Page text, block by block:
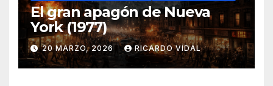
El gran apagón de Nueva
York (1977)
20 MARZO, 2026 RICARDO VIDAL